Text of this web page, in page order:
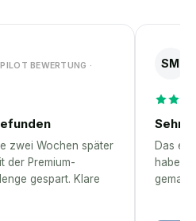
BEWERTUNG ·
zwei Wochen später
der Premium-
gespart. Klare
SM
Sehr
Das
habe –